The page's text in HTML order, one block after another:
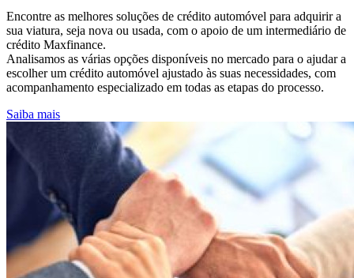
Encontre as melhores soluções de crédito automóvel para adquirir a
sua viatura, seja nova ou usada, com o apoio de um intermediário de
crédito Maxfinance.
Analisamos as várias opções disponíveis no mercado para o ajudar a
escolher um crédito automóvel ajustado às suas necessidades, com
acompanhamento especializado em todas as etapas do processo.
Saiba mais